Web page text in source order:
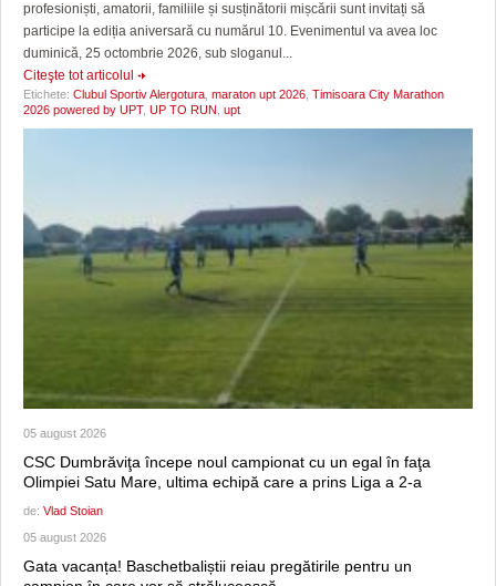
profesioniști, amatorii, familiile și susținătorii mișcării sunt invitați să
participe la ediția aniversară cu numărul 10. Evenimentul va avea loc
duminică, 25 octombrie 2026, sub sloganul...
Citeşte tot articolul
Etichete: Clubul Sportiv Alergotura maraton upt 2026 Timisoara City Marathon
2026 powered by UPT, UP TO RUN upt
05 august 2026
CSC Dumbrăviţa începe noul campionat cu un egal în faţa
Olimpiei Satu Mare, ultima echipă care a prins Liga a 2-a
de: Vlad Stoian
05 august 2026
Gata vacanța! Baschetbaliștii reiau pregătirile pentru un